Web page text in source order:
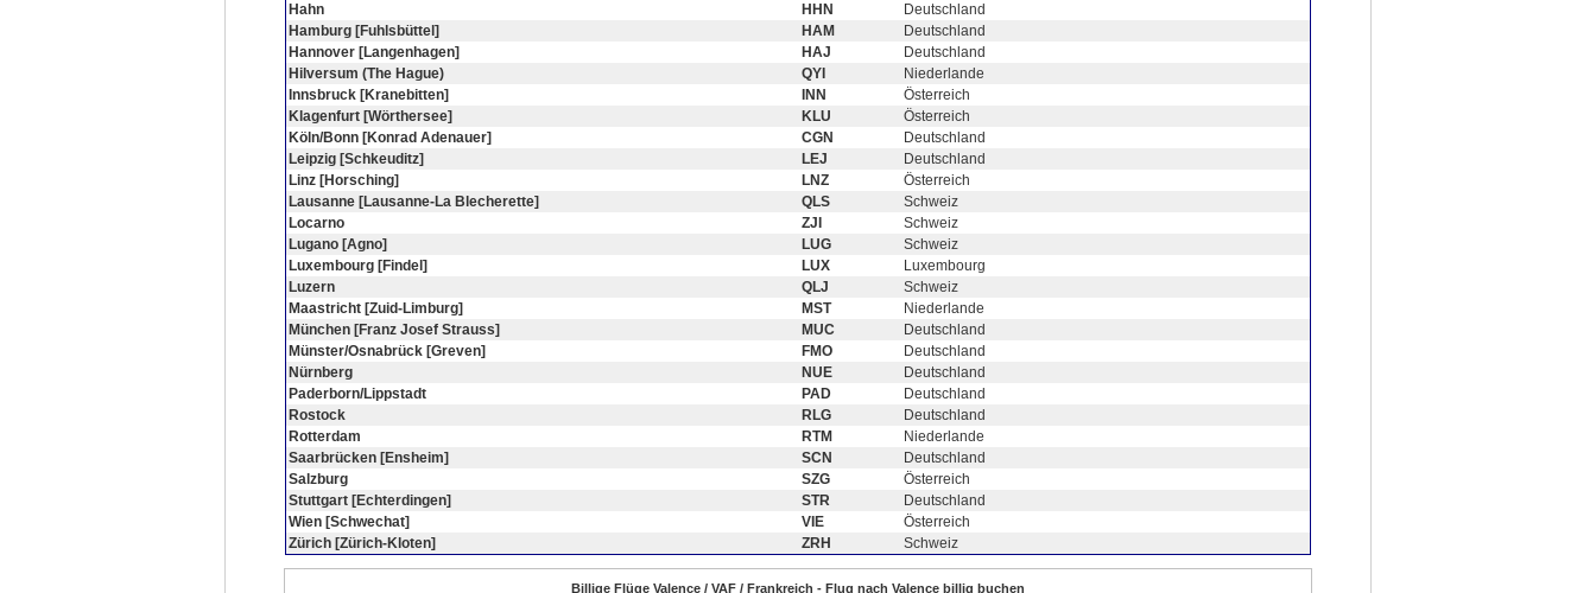
Hahn
HHN
Deutschland
Hamburg [Fuhlsbüttel]
HAM
Deutschland
Hannover [Langenhagen]
HAJ
Deutschland
Hilversum (The Hague)
QYI
Niederlande
Innsbruck [Kranebitten]
INN
Österreich
Klagenfurt [Wörthersee]
KLU
Österreich
Köln/Bonn [Konrad Adenauer]
CGN
Deutschland
Leipzig [Schkeuditz]
LEJ
Deutschland
Linz [Horsching]
LNZ
Österreich
Lausanne [Lausanne-La Blecherette]
QLS
Schweiz
Locarno
ZJI
Schweiz
Lugano [Agno]
LUG
Schweiz
Luxembourg [Findel]
LUX
Luxembourg
Luzern
QLJ
Schweiz
Maastricht [Zuid-Limburg]
MST
Niederlande
München [Franz Josef Strauss]
MUC
Deutschland
Münster/Osnabrück [Greven]
FMO
Deutschland
Nürnberg
NUE
Deutschland
Paderborn/Lippstadt
PAD
Deutschland
Rostock
RLG
Deutschland
Rotterdam
RTM
Niederlande
Saarbrücken [Ensheim]
SCN
Deutschland
Salzburg
SZG
Österreich
Stuttgart [Echterdingen]
STR
Deutschland
Wien [Schwechat]
VIE
Österreich
Zürich [Zürich-Kloten]
ZRH Schweiz
Billige Flüge Valence / VAF / Frankreich - Flug nach Valence billig buchen